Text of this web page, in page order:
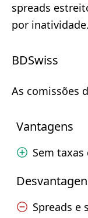
spreads
por inatividade.
BDSwiss
As comissões
Vantagens
Sem
Spreads e